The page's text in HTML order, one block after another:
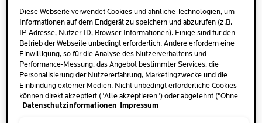
WAS IST EINE
KONTAKTALLERGIE?
Etwa 15 bis 20 % der Bevölkerung sind von einer
Diese Webseite verwendet Cookies und ähnliche Technologien, um
Informationen auf dem Endgerät zu speichern und abzurufen (z.B.
IP-Adresse, Nutzer-ID, Browser-Informationen). Einige sind für den
Betrieb der Webseite unbedingt erforderlich. Andere erfordern eine
Einwilligung, so für die Analyse des Nutzerverhaltens und
Performance-Messung, das Angebot bestimmter Services, die
Personalisierung der Nutzererfahrung, Marketingzwecke und die
Einbindung externer Medien. Nicht unbedingt erforderliche Cookies
können direkt akzeptiert ("Alle akzeptieren") oder abgelehnt ("Ohne
Einwilligung fortfahren") werden. Individuelle Anpassungen der
Datenschutzinformationen Impressum